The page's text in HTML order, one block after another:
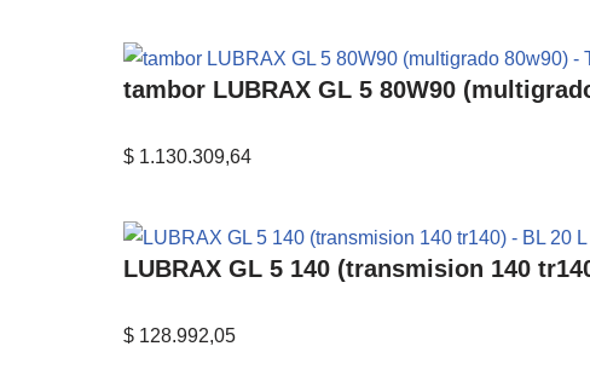
tambor LUBRAX GL 5 80W90
$ 1.130.309,64
LUBRAX GL 5 140 (transmision 140
$ 128.992,05